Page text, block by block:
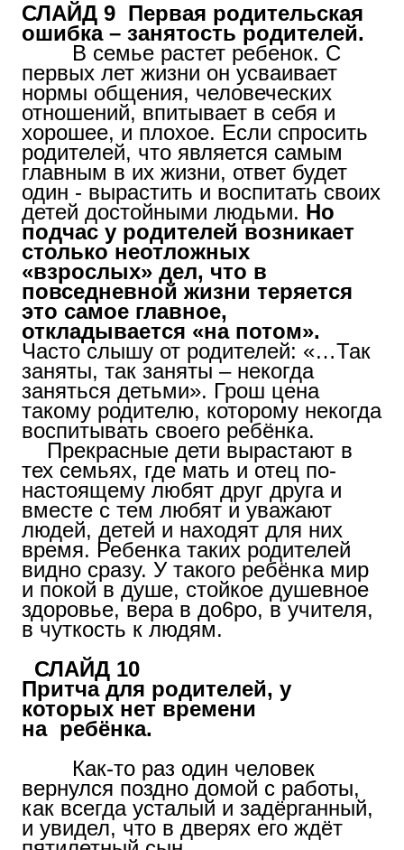
СЛАЙД 9 Первая родительская
ошибка – занятость родителей.
В семье растет ребенок. С
первых лет жизни он усваивает
нормы общения, человеческих
отношений, впитывает в себя и
хорошее, и плохое. Если спросить
родителей, что является самым
главным в их жизни, ответ будет
один - вырастить и воспитать своих
детей достойными людьми. Но
подчас у родителей возникает
столько неотложных
«взрослых» дел, что в
повседневной жизни теряется
это самое главное,
откладывается «на потом».
Часто слышу от родителей: «…Так
заняты, так заняты – некогда
заняться детьми». Грош цена
такому родителю, которому некогда
воспитывать своего ребёнка.
Прекрасные дети вырастают в
тех семьях, где мать и отец по-
настоящему любят друг друга и
вместе с тем любят и уважают
людей, детей и находят для них
время. Ребенка таких родителей
видно сразу. У такого ребёнка мир
и покой в душе, стойкое душевное
здоровье, вера в до6ро, в учителя,
в чуткость к людям.
СЛАЙД 10
Притча для родителей, у
которых нет времени
на ребёнка.
Как-то раз один человек
вернулся поздно домой с работы,
как всегда усталый и задёрганный,
и увидел, что в дверях его ждёт